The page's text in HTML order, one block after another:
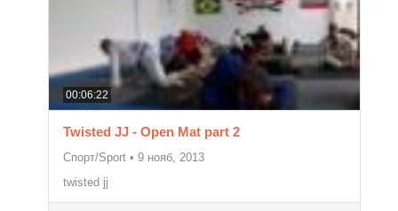
00:06:22
Twisted JJ - Open Mat part 2
Спорт/Sport • 9 нояб, 2013
twisted jj